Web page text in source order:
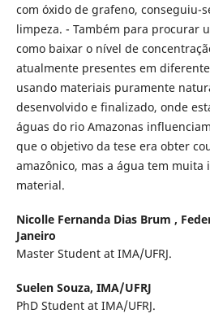
com óxido de grafeno, conseguiu-
limpeza. - Também para procurar
como baixar o nível de
atualmente presentes em
usando materiais puramente
desenvolvido e finalizado, onde
águas do rio Amazonas
que o objetivo da tese era obter
amazônico, mas a água tem muita
material.
Nicolle Fernanda Dias Brum ,
Janeiro
Master Student at IMA/UFRJ.
Suelen Souza, IMA/UFRJ
PhD Student at IMA/UFRJ.